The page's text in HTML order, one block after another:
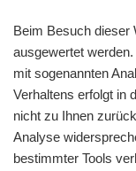
Beim Besuch dieser
ausgewertet
mit sogenannten
Verhaltens erfolgt in
nicht zu Ihnen
Analyse
bestimmter Tools